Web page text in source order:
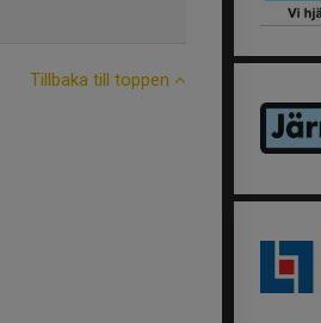
Tillbaka till toppen